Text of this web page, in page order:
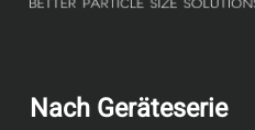
Nach Geräteserie